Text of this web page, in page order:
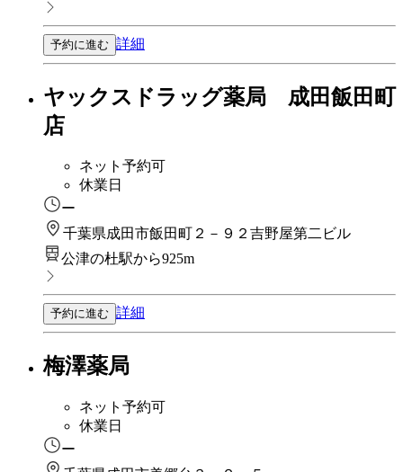
予約に進む 詳細
ヤックスドラッグ薬局 成田飯田町
店
ネット予約可
休業日
ー
千葉県成田市飯田町２－９２吉野屋第二ビル
公津の杜駅から925m
予約に進む 詳細
梅澤薬局
ネット予約可
休業日
ー